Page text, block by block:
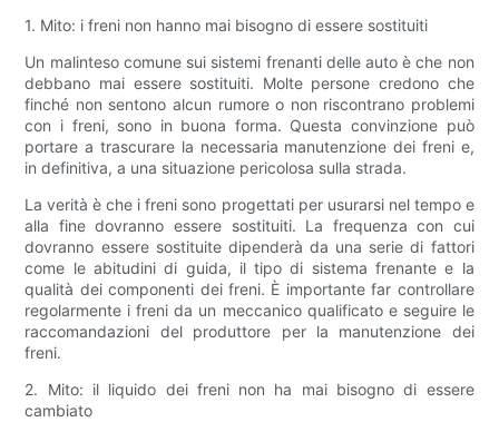
1. Mito: i freni non hanno mai bisogno di essere sostituiti
Un malinteso comune sui sistemi frenanti delle auto è che non
debbano mai essere sostituiti. Molte persone credono che
finché non sentono alcun rumore o non riscontrano problemi
con i freni, sono in buona forma. Questa convinzione può
portare a trascurare la necessaria manutenzione dei freni e,
in definitiva, a una situazione pericolosa sulla strada.
La verità è che i freni sono progettati per usurarsi nel tempo e
alla fine dovranno essere sostituiti. La frequenza con cui
dovranno essere sostituite dipenderà da una serie di fattori
come le abitudini di guida, il tipo di sistema frenante e la
qualità dei componenti dei freni. È importante far controllare
regolarmente i freni da un meccanico qualificato e seguire le
raccomandazioni del produttore per la manutenzione dei
freni.
2. Mito: il liquido dei freni non ha mai bisogno di essere
cambiato